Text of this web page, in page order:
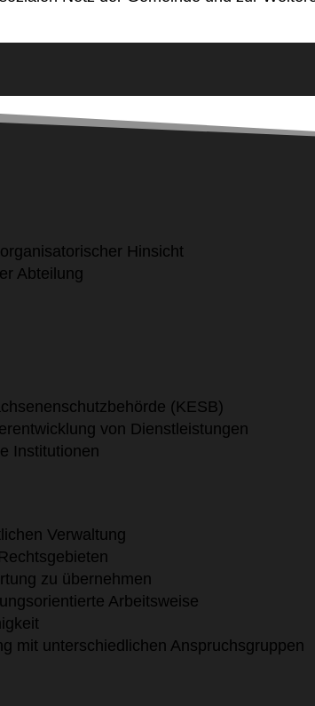
Hinsicht
Abteilung
(KESB)
von Dienstleistungen
Institutionen
Verwaltung
zu übernehmen
Arbeitsweise
mit unterschiedlichen Anspruchsgruppen